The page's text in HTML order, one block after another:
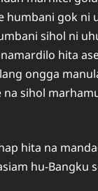
humbani gok
sihol ni
hita
ongga
sihol
hita na
hu-Bangku